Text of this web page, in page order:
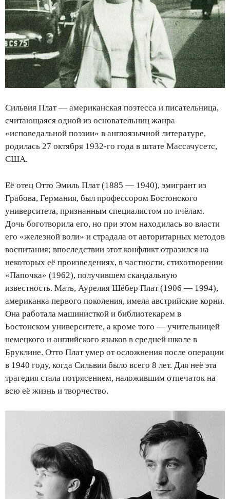
Сильвия Плат — американская поэтесса и писательница,
считающаяся одной из основательниц жанра
«исповедальной поэзии» в англоязычной литературе,
родилась 27 октября 1932-го года в штате Массачусетс,
США.
Её отец Отто Эмиль Плат (1885 — 1940), эмигрант из
Грабова, Германия, был профессором Бостонского
университета, признанным специалистом по пчёлам.
Дочь боготворила его, но при этом находилась во власти
его «железной воли» и страдала от авторитарных методов
воспитания; впоследствии этот конфликт отразился на
некоторых её произведениях, в частности, стихотворении
«Папочка» (1962), получившем скандальную
известность. Мать, Аурелия Шёбер Плат (1906 — 1994),
американка первого поколения, имела австрийские корни.
Она работала машинисткой и библиотекарем в
Бостонском университете, а кроме того — учительницей
немецкого и английского языков в средней школе в
Бруклине. Отто Плат умер от осложнения после операции
в 1940 году, когда Сильвии было всего 8 лет. Для неё эта
трагедия стала потрясением, наложившим отпечаток на
всю её жизнь и творчество.